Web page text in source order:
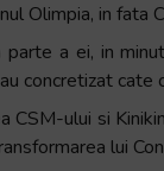
Olimpia, in
a ei, in
concretizat cate
ului si
lui